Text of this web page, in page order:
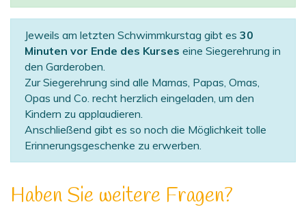
Jeweils am letzten Schwimmkurstag gibt es 30
Minuten vor Ende des Kurses eine Siegerehrung in
den Garderoben.
Zur Siegerehrung sind alle Mamas, Papas, Omas,
Opas und Co. recht herzlich eingeladen, um den
Kindern zu applaudieren.
Anschließend gibt es so noch die Möglichkeit tolle
Erinnerungsgeschenke zu erwerben.
Haben Sie weitere Fragen?